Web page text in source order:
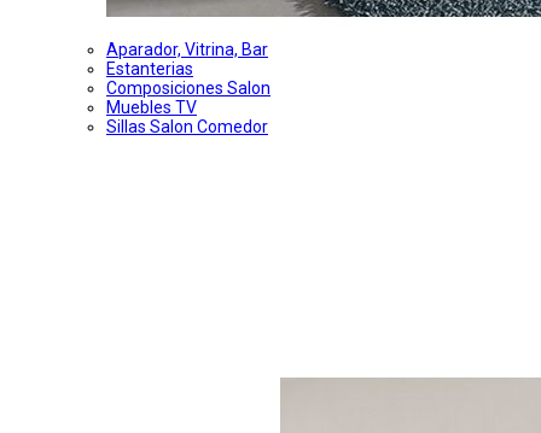
Aparador, Vitrina, Bar
Estanterias
Composiciones Salon
Muebles TV
Sillas Salon Comedor